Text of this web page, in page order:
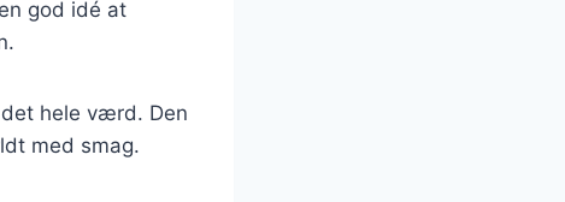
god idé at
hele værd. Den
med smag.